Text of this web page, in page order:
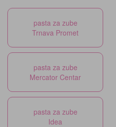
pasta za zube
Trnava Promet
pasta za zube
Mercator Centar
pasta za zube
Idea